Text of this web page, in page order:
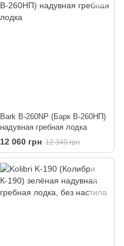
Bark B-260NP (Барк В-260НП)
надувная гребная лодка
12 060 грн 12 340 грн